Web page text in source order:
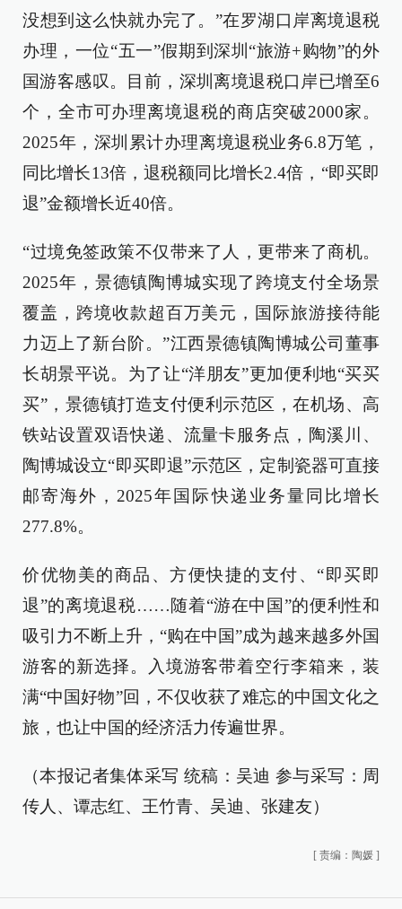
没想到这么快就办完了。”在罗湖口岸离境退税
办理，一位“五一”假期到深圳“旅游+购物”的外
国游客感叹。目前，深圳离境退税口岸已增至6
个，全市可办理离境退税的商店突破2000家。
2025年，深圳累计办理离境退税业务6.8万笔，
同比增长13倍，退税额同比增长2.4倍，“即买即
退”金额增长近40倍。
“过境免签政策不仅带来了人，更带来了商机。
2025年，景德镇陶博城实现了跨境支付全场景
覆盖，跨境收款超百万美元，国际旅游接待能
力迈上了新台阶。”江西景德镇陶博城公司董事
长胡景平说。为了让“洋朋友”更加便利地“买买
买”，景德镇打造支付便利示范区，在机场、高
铁站设置双语快递、流量卡服务点，陶溪川、
陶博城设立“即买即退”示范区，定制瓷器可直接
邮寄海外，2025年国际快递业务量同比增长
277.8%。
价优物美的商品、方便快捷的支付、“即买即
退”的离境退税……随着“游在中国”的便利性和
吸引力不断上升，“购在中国”成为越来越多外国
游客的新选择。入境游客带着空行李箱来，装
满“中国好物”回，不仅收获了难忘的中国文化之
旅，也让中国的经济活力传遍世界。
（本报记者集体采写 统稿：吴迪 参与采写：周
传人、谭志红、王竹青、吴迪、张建友）
[ 责编：陶媛 ]